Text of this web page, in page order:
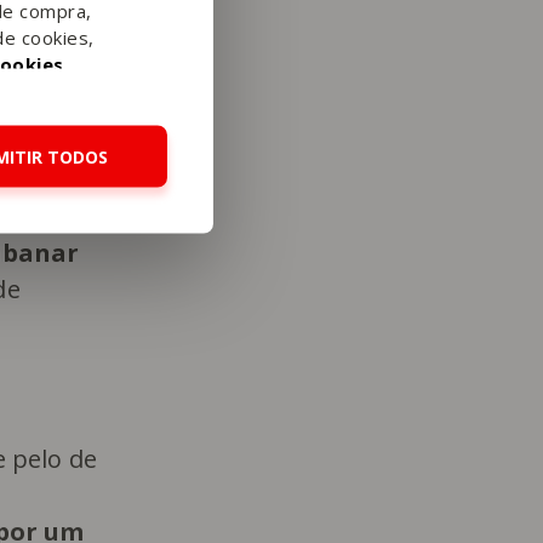
compra,
cookies,
TODOS
pelo de
um